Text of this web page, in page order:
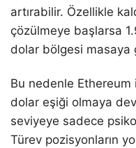
artırabilir. Özellikle
çözülmeye başlarsa
dolar bölgesi masaya
Bu nedenle
dolar eşiği olmaya
seviyeye sadece
Türev pozisyonların